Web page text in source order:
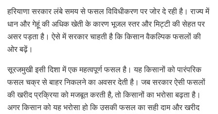
हरियाणा सरकार लंबे समय से फसल विविधीकरण पर जोर दे रही है। राज्य में
धान और गेहूं की अधिक खेती के कारण भूजल स्तर और मिट्टी की सेहत पर
असर पड़ता है। ऐसे में सरकार चाहती है कि किसान वैकल्पिक फसलों की
ओर बढ़ें।
सूरजमुखी इसी दिशा में एक महत्वपूर्ण फसल है। यह किसानों को पारंपरिक
फसल चक्र से बाहर निकलने का अवसर देती है। जब सरकार ऐसी फसलों
की खरीद प्रक्रिया को मजबूत करती है, तो किसानों का भरोसा बढ़ता है।
अगर किसान को यह भरोसा हो कि उसकी फसल का सही दाम और खरीद